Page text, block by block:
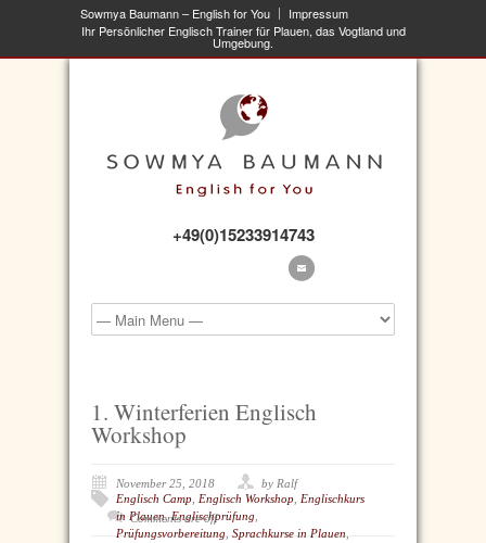
Sowmya Baumann – English for You
Impressum
Ihr Persönlicher Englisch Trainer für Plauen, das Vogtland und
Umgebung.
+49(0)15233914743
1. Winterferien Englisch
Workshop
November 25, 2018
by Ralf
Englisch Camp Englisch Workshop Englischkurs
in Plauen,Englischprüfung
Prüfungsvorbereitung Sprachkurse in Plauen
Comments are off